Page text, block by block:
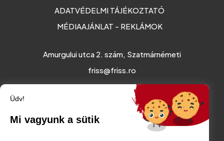
ADATVÉDELMI TÁJÉKOZTATÓ
MÉDIAAJÁNLAT - REKLÁMOK
Amurgului utca 2. szám, Szatmárnémeti
friss@friss.ro
Üdv!
Mi vagyunk a sütik